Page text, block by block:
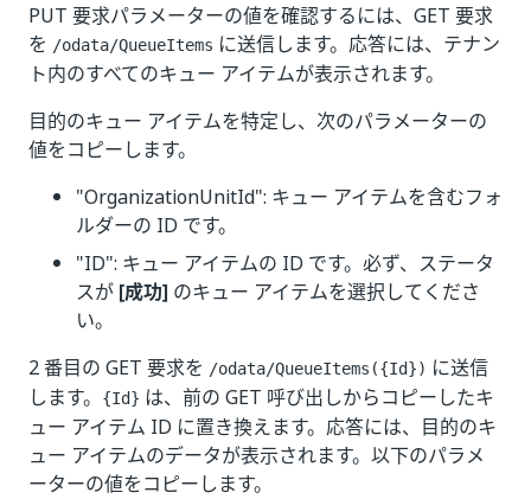
PUT 要求パラメーターの値を確認するには、GET 要求
を /odata/QueueItems に送信します。応答には、テナン
ト内のすべてのキュー アイテムが表示されます。
目的のキュー アイテムを特定し、次のパラメーターの
値をコピーします。
"OrganizationUnitId": キュー アイテムを含むフォ
ルダーの ID です。
"ID": キュー アイテムの ID です。必ず、ステータ
スが [成功] のキュー アイテムを選択してくださ
い。
2 番目の GET 要求を /odata/QueueItems({Id}) に送信
します。
{Id} は、前の GET 呼び出しからコピーしたキ
ュー アイテム ID に置き換えます。応答には、目的のキ
ュー アイテムのデータが表示されます。以下のパラメ
ーターの値をコピーします。